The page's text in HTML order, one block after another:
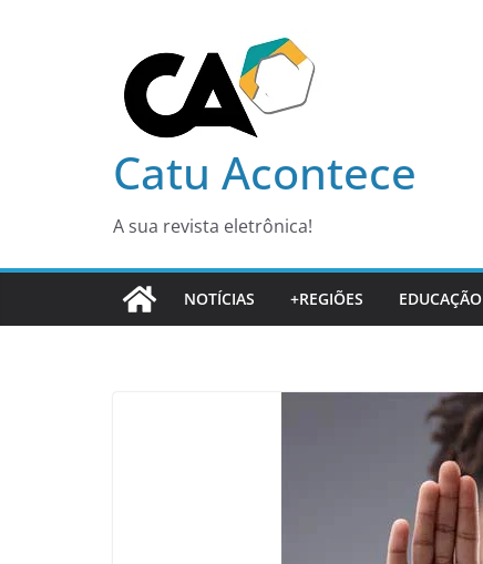
Catu Acontece
A sua revista eletrônica!
NOTÍCIAS +REGIÕES EDUCAÇÃO